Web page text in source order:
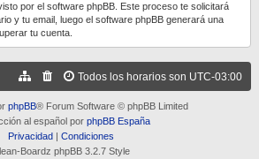
por el software phpBB. Este proceso te solicitará
y tu email, luego el software phpBB generará una
tu cuenta.
Todos los horarios son UTC-03:00
phpBB® Forum Software © phpBB Limited
al español por phpBB España
Privacidad
Condiciones
Boardz phpBB 3.2.7 Style